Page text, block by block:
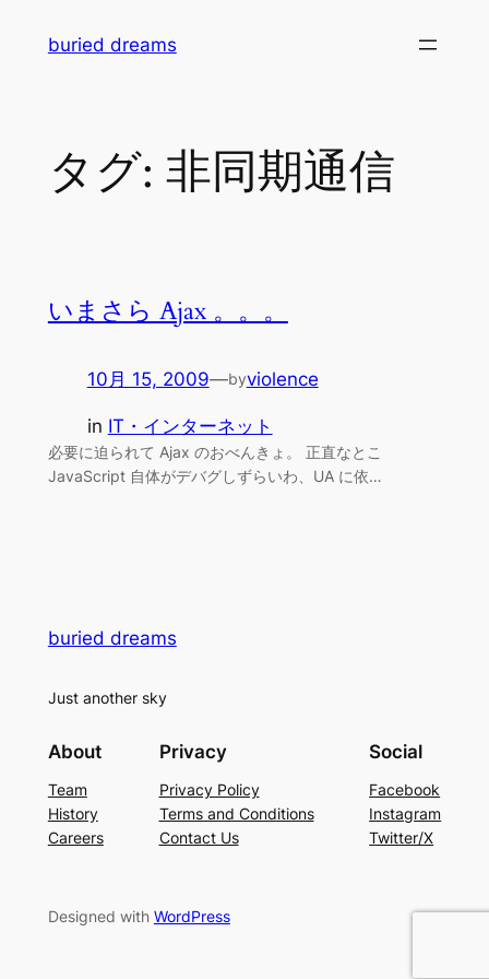
buried dreams
タグ: 非同期通信
いまさら Ajax 。。。
10月 15, 2009—byviolence
in IT・インターネット
必要に迫られて Ajax のおべんきょ。 正直なとこ
JavaScript 自体がデバグしずらいわ、UA に依…
buried dreams
Just another sky
About
Team
History
Careers
Privacy
Privacy Policy
Terms and Conditions
Contact Us
Social
Facebook
Instagram
Twitter/X
Designed with WordPress